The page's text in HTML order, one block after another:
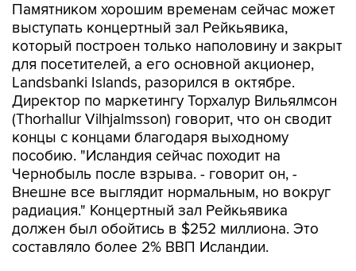
Памятником хорошим временам сейчас может
выступать концертный зал Рейкьявика,
который построен только наполовину и закрыт
для посетителей, а его основной акционер,
Landsbanki Islands, разорился в октябре.
Директор по маркетингу Торхалур Вильялмсон
(Thorhallur Vilhjalmsson) говорит, что он сводит
концы с концами благодаря выходному
пособию. "Исландия сейчас походит на
Чернобыль после взрыва. - говорит он, -
Внешне все выглядит нормальным, но вокруг
радиация." Концертный зал Рейкьявика
должен был обойтись в $252 миллиона. Это
составляло более 2% ВВП Исландии.